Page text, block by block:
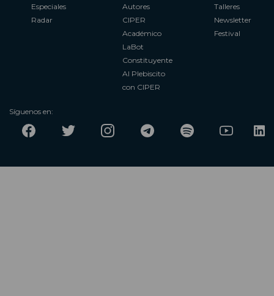
Especiales
Radar
Autores
CIPER
Académico
LaBot
Constituyente
Al Plebiscito
con CIPER
Talleres
Newsletter
Festival
Síguenos en: